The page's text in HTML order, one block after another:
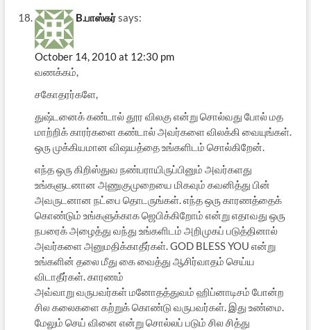
B.பாஸ்கர்says:
October 14, 2010 at 12:30 pm
வணக்கம்,
சகோதரர்களே,
துஷ்டனைக் கண்டால் தூர விலகு என்று சொல்வது போல் மத
மாற்றிக் காரர்களை கண்டால் அவர்களை விலக்கி வையுங்கள்.
ஒரு முக்கியமான விஷயத்தை உங்களிடம் சொல்கிறேன்.
எந்த ஒரு கிறிஸ்துவ நண்பராயிருப்பினும் அவர்களது
உங்களுடனான அணுகுமுறையை மிகவும் கவனித்து பின்
அவருடனான நட்பை தொடருங்கள். எந்த ஒரு காரணத்தைக்
கொண்டும் உங்களுக்காக ஜெபிக்கிறோம் என்று எதாவது ஒரு
நபரைக் அழைத்து வந்து உங்களிடம் அறிமுகப் படுத்தினால்
அவர்களை அனுமதிக்காதீர்கள். GOD BLESS YOU என்று
உங்களின் தலை மீது கை வைத்து ஆசிர்வாதம் செய்ய
விடாதீர்கள். காரணம்
அவ்வாறு வருபவர்கள் மனோதத்துவம் ஹிப்னாடிசம் போன்ற
சில கலைகளை கற்றுக் கொண்டு வருபவர்கள். இது உண்மை.
மேலும் செய் வினை என்று சொல்லப் படும் சில சித்து